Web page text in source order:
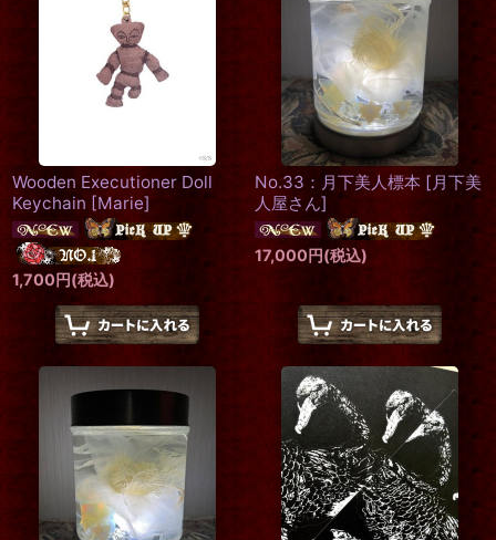
Wooden Executioner Doll
Keychain [Marie]
1,700円(税込)
No.33：月下美人標本 [月下美
人屋さん]
17,000円(税込)